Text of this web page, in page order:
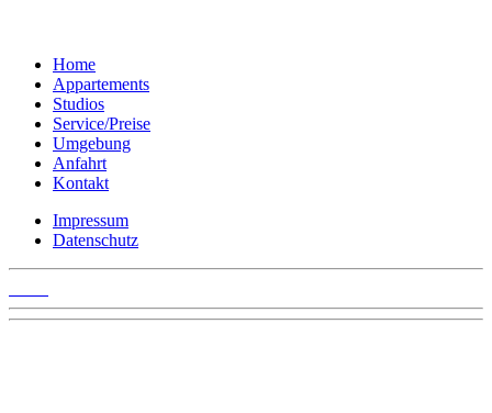
Home
Appartements
Studios
Service/Preise
Umgebung
Anfahrt
Kontakt
Impressum
Datenschutz